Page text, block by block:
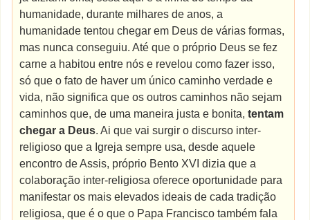
humanidade, durante milhares de anos, a
humanidade tentou chegar em Deus de várias formas,
mas nunca conseguiu. Até que o próprio Deus se fez
carne a habitou entre nós e revelou como fazer isso,
só que o fato de haver um único caminho verdade e
vida, não significa que os outros caminhos não sejam
caminhos que, de uma maneira justa e bonita,tentam
chegar a Deus. Ai que vai surgir o discurso inter-
religioso que a Igreja sempre usa, desde aquele
encontro de Assis, próprio Bento XVI dizia que a
colaboração inter-religiosa oferece oportunidade para
manifestar os mais elevados ideais de cada tradição
religiosa, que é o que o Papa Francisco também fala